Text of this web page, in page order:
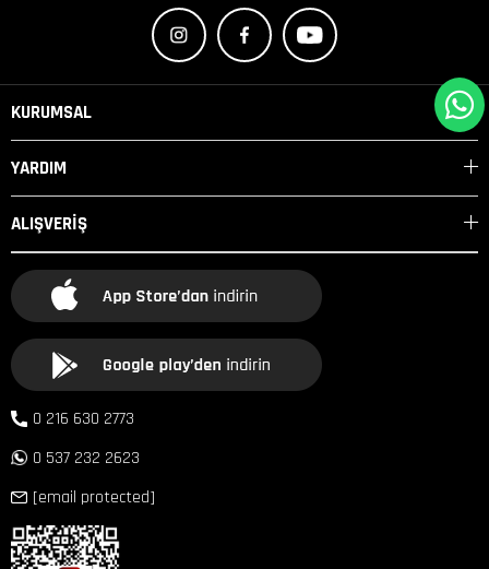
KURUMSAL
YARDIM
ALIŞVERİŞ
0 216 630 2773
0 537 232 2623
[email protected]